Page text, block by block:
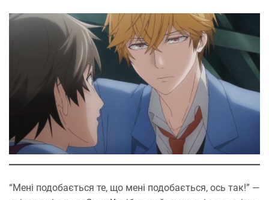
“Мені подобається те, що мені подобається, ось так!” —